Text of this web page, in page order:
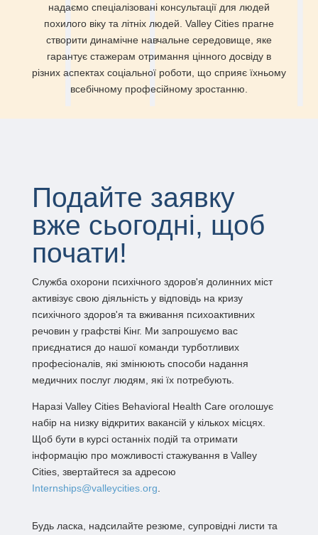
надаємо спеціалізовані консультації для людей
похилого віку та літніх людей. Valley Cities прагне
створити динамічне навчальне середовище, яке
гарантує стажерам отримання цінного досвіду в
різних аспектах соціальної роботи, що сприяє їхньому
всебічному професійному зростанню.
Подайте заявку
вже сьогодні, щоб
почати!
Служба охорони психічного здоров'я долинних міст
активізує свою діяльність у відповідь на кризу
психічного здоров'я та вживання психоактивних
речовин у графстві Кінг. Ми запрошуємо вас
приєднатися до нашої команди турботливих
професіоналів, які змінюють способи надання
медичних послуг людям, які їх потребують.
Наразі Valley Cities Behavioral Health Care оголошує
набір на низку відкритих вакансій у кількох місцях.
Щоб бути в курсі останніх подій та отримати
інформацію про можливості стажування в Valley
Cities, звертайтеся за адресою
Internships@valleycities.org
Будь ласка, надсилайте резюме, супровідні листи та